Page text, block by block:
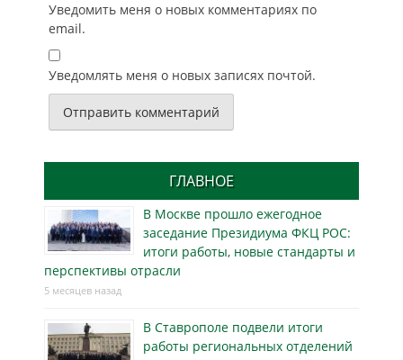
Уведомить меня о новых комментариях по
email.
Уведомлять меня о новых записях почтой.
ГЛАВНОЕ
В Москве прошло ежегодное
заседание Президиума ФКЦ РОС:
итоги работы, новые стандарты и
перспективы отрасли
5 месяцев назад
В Ставрополе подвели итоги
работы региональных отделений